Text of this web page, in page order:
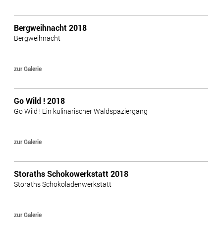
Bergweihnacht 2018
Bergweihnacht
zur Galerie
Go Wild ! 2018
Go Wild ! Ein kulinarischer Waldspaziergang
zur Galerie
Storaths Schokowerkstatt 2018
Storaths Schokoladenwerkstatt
zur Galerie